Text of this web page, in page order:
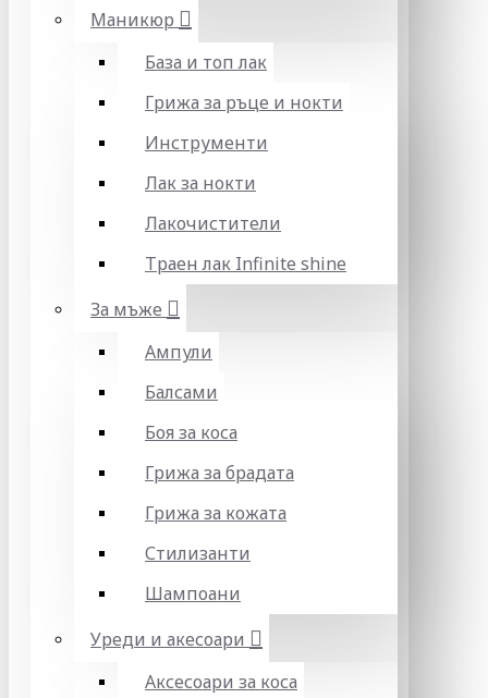
Маникюр
База и топ лак
Грижа за ръце и нокти
Инструменти
Лак за нокти
Лакочистители
Траен лак Infinite shine
За мъже
Ампули
Балсами
Боя за коса
Грижа за брадата
Грижа за кожата
Стилизанти
Шампоани
Уреди и акесоари
Аксесоари за коса